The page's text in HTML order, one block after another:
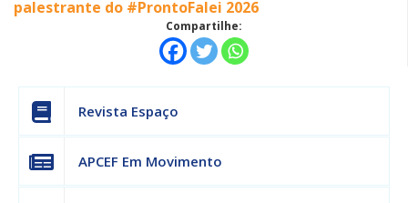
palestrante do #ProntoFalei 2026
Compartilhe:
Revista Espaço
APCEF Em Movimento